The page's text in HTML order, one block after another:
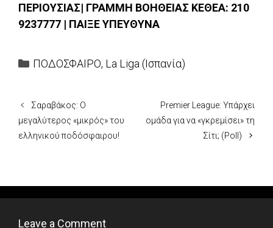
ΠΕΡΙΟΥΣΙΑΣ| ΓΡΑΜΜΗ ΒΟΗΘΕΙΑΣ ΚΕΘΕΑ: 210
9237777 | ΠΑΙΞΕ ΥΠΕΥΘΥΝΑ
Categories
ΠΟΔΟΣΦΑΙΡΟ, La Liga (Ισπανία)
Σαραβάκος: Ο
μεγαλύτερος «μικρός» του
ελληνικού ποδόσφαιρου!
Premier League: Υπάρχει
ομάδα για να «γκρεμίσει» τη
Σίτι; (Poll)
Leave a Comment